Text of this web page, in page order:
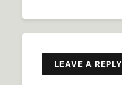
LEAVE A REPLY